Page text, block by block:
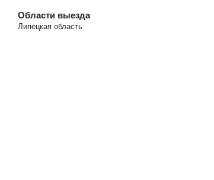
Области выезда
Липецкая область